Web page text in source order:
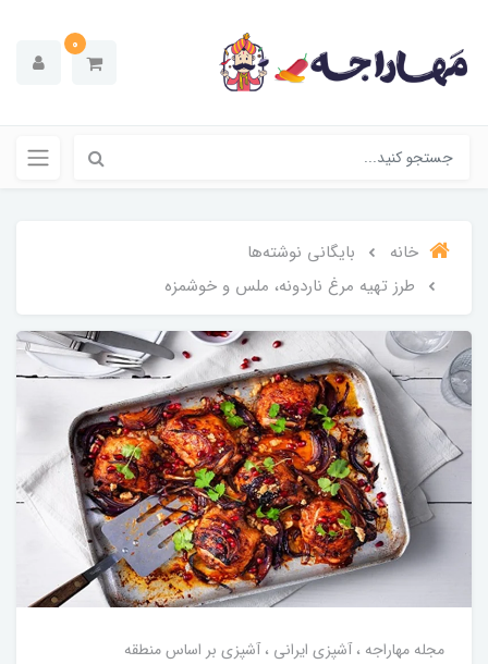
0
خانه
بایگانی نوشته‌ها
طرز تهیه مرغ ناردونه، ملس و خوشمزه
مجله مهاراجه آشپزی ایرانی آشپزی بر اساس منطقه